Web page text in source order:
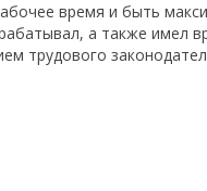
время и быть
а также имел
трудового